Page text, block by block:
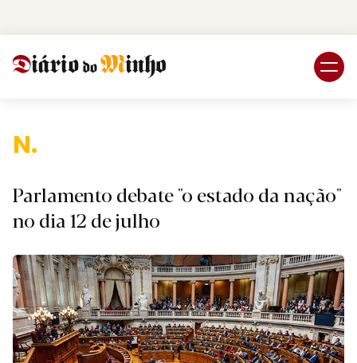
Nac
Parlamento debate "o estado da nação"
no dia 12 de julho